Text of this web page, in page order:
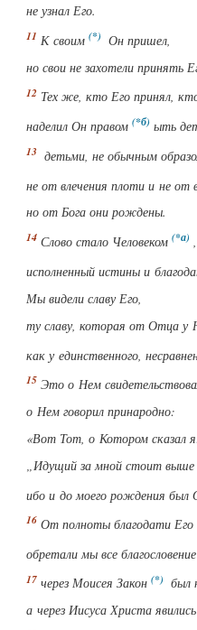
не узнал Его.
К своим
Он пришел,
но свои не захотели принять
Тех же, кто Его принял,
наделил Он правом
ыть
детьми , не обычным
не от влечения плоти и не от
но от Бога они рождены.
Слово стало Человеком
исполненный истины и
Мы видели славу Его,
ту славу, которая от Отца у
как у единственного,
Это о Нем
о Нем говорил принародно:
«Вот Тот, о Котором сказал
„Идущий за мной стоит выше
ибо и до моего рождения был
От полноты благодати Его
обретали мы все
через Моисея Закон
был
а через Иисуса Христа